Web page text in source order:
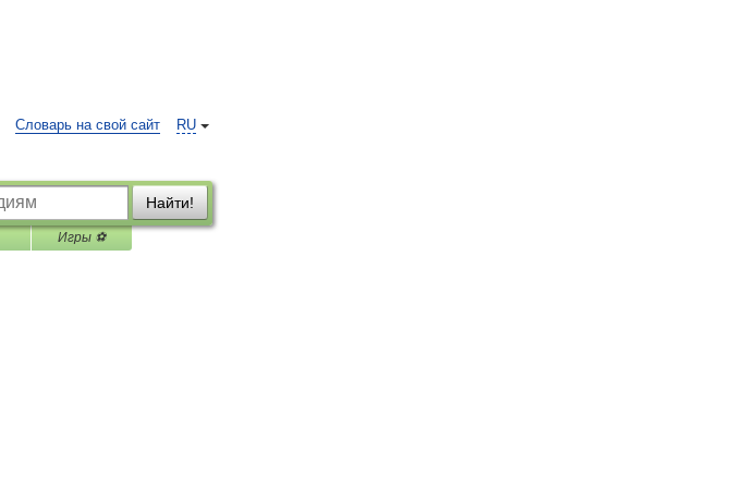
RU
Словарь на свой сайт
Найти!
Игры ⚽